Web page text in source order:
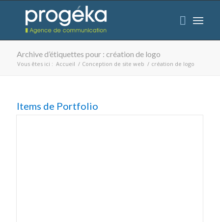
Archive d’étiquettes pour : création de logo
Vous êtes ici : Accueil / Conception de site web / création de logo
Items de Portfolio